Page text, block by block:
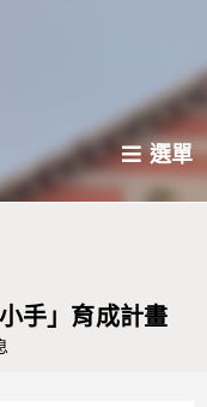
選單
手」育成計畫